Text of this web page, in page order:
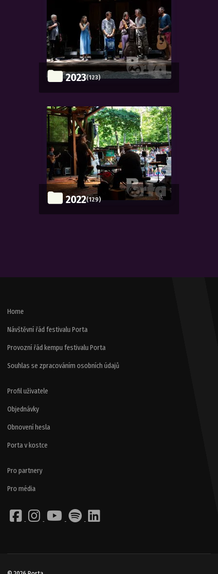
2023(123)
2022(129)
Home
Návštěvní řád festivalu Porta
Provozní řád kempu festivalu Porta
Souhlas se zpracováním osobních údajů
Profil uživatele
Objednávky
Obnovení hesla
Porta v kostce
Pro partnery
Pro média